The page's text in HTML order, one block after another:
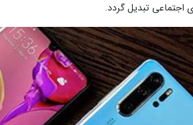
اجتماعی تبدیل گردد.